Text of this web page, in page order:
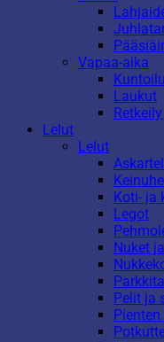
Vapaa-aika
Kuntoilu
Laukut
Lelut
Lelut
Koti- ja
Legot
Nuket
Pelit ja